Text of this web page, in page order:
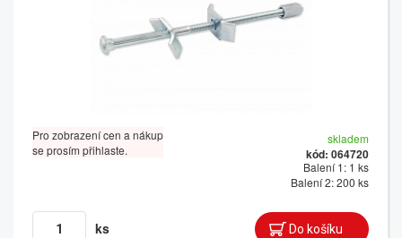
Pro zobrazení cen a nákup
se prosím přihlaste.
skladem
kód: 064720
Balení 1: 1 ks
Balení 2: 200 ks
ks